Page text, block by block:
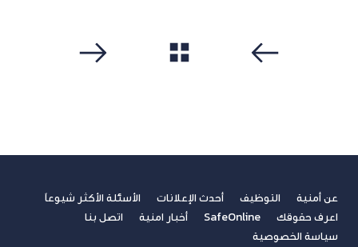
عن أمنية التوظيف أحدث الإعلانات
الأسئلة الأكثر شيوعاً
اعرف حقوقك
SafeOnline أخبار امنية
اتصل بنا
سياسة الخصوصية